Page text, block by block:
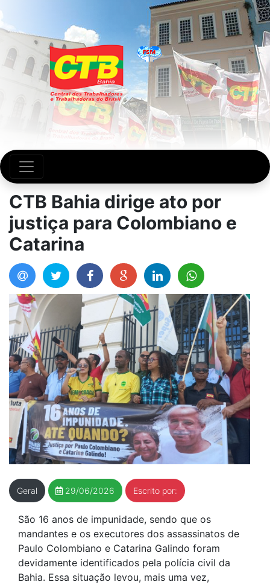
CTB Bahia dirige ato por
justiça para Colombiano e
Catarina
Geral 29/06/2026 Escrito por:
São 16 anos de impunidade, sendo que os
mandantes e os executores dos assassinatos de
Paulo Colombiano e Catarina Galindo foram
devidamente identificados pela polícia civil da
Bahia. Essa situação levou, mais uma vez,